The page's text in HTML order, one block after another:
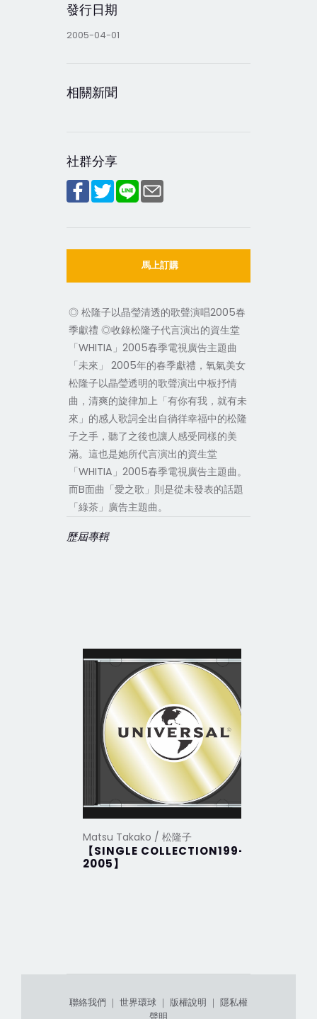
發行日期
2005-04-01
相關新聞
社群分享
馬上訂購
◎ 松隆子以晶瑩清透的歌聲演唱2005春
季獻禮 ◎收錄松隆子代言演出的資生堂
「WHITIA」2005春季電視廣告主題曲
「未來」 2005年的春季獻禮，氧氣美女
松隆子以晶瑩透明的歌聲演出中板抒情
曲，清爽的旋律加上「有你有我，就有未
來」的感人歌詞全出自徜徉幸福中的松隆
子之手，聽了之後也讓人感受同樣的美
滿。這也是她所代言演出的資生堂
「WHITIA」2005春季電視廣告主題曲。
而B面曲「愛之歌」則是從未發表的話題
「綠茶」廣告主題曲。
歷屆專輯
Matsu Takako / 松隆子
【SINGLE COLLECTION199-
2005】
聯絡我們 ｜ 世界環球 ｜ 版權說明 ｜ 隱私權